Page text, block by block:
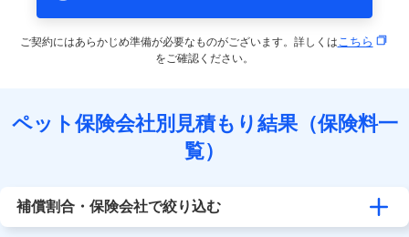
ご契約にはあらかじめ準備が必要なものがございます。詳しくはこちら
をご確認ください。
ペット保険会社別見積もり結果（保険料一
覧）
補償割合・保険会社で絞り込む